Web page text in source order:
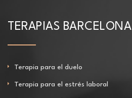
TERAPIAS BARCELONA
Terapia para el duelo
Terapia para el estrés laboral